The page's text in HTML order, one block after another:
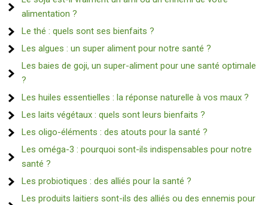
alimentation ?
Le thé : quels sont ses bienfaits ?
Les algues : un super aliment pour notre santé ?
Les baies de goji, un super-aliment pour une santé optimale
?
Les huiles essentielles : la réponse naturelle à vos maux ?
Les laits végétaux : quels sont leurs bienfaits ?
Les oligo-éléments : des atouts pour la santé ?
Les oméga-3 : pourquoi sont-ils indispensables pour notre
santé ?
Les probiotiques : des alliés pour la santé ?
Les produits laitiers sont-ils des alliés ou des ennemis pour